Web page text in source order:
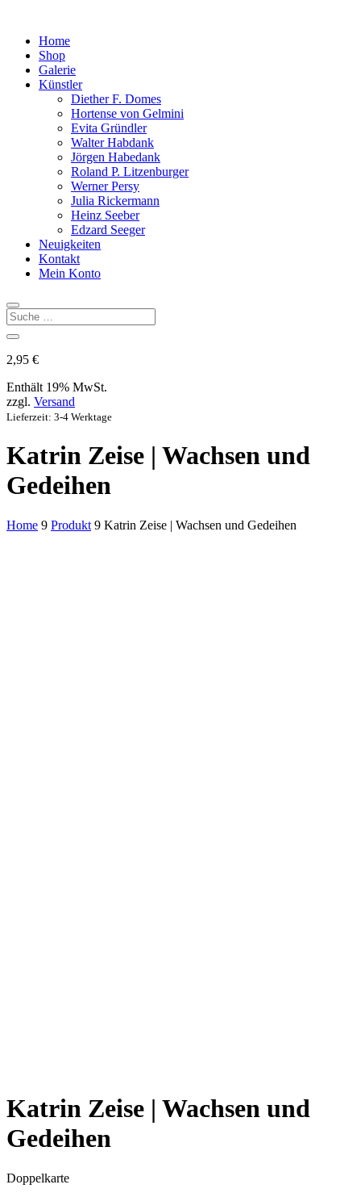
Home
Shop
Galerie
Künstler
Diether F. Domes
Hortense von Gelmini
Evita Gründler
Walter Habdank
Jörgen Habedank
Roland P. Litzenburger
Werner Persy
Julia Rickermann
Heinz Seeber
Edzard Seeger
Neuigkeiten
Kontakt
Mein Konto
2,95 €
Enthält 19% MwSt.
zzgl. Versand
Lieferzeit: 3-4 Werktage
Katrin Zeise | Wachsen und
Gedeihen
Home 9 Produkt 9 Katrin Zeise | Wachsen und Gedeihen
Katrin Zeise | Wachsen und
Gedeihen
Doppelkarte